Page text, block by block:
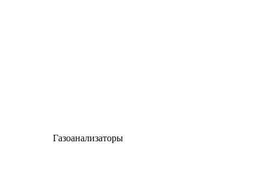
Газоанализаторы